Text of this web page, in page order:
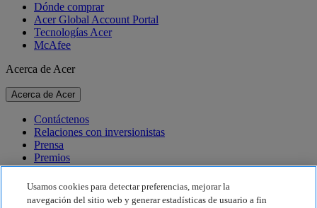
Dónde comprar
Acer Global Account Portal
Tecnologías Acer
McAfee
Acerca de Acer
Acerca de Acer
Contáctenos
Relaciones con inversionistas
Prensa
Premios
Eventos
Sostenibilidad
Usamos cookies para detectar preferencias, mejorar la
navegación del sitio web y generar estadísticas de usuario a fin